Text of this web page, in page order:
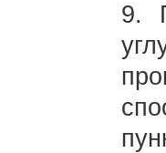
9.